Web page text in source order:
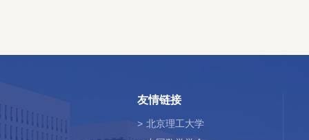
友情链接
> 北京理工大学